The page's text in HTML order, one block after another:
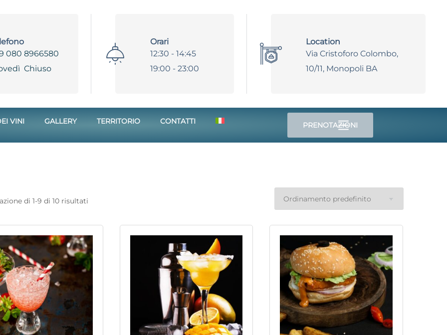
080 8966580
Chiuso
Orari
12:30 - 14:45
19:00 - 23:00
Location
Via Cristoforo Colombo,
10/11, Monopoli BA
VINI GALLERY TERRITORIO CONTATTI PRENOTAZIONI
di 1-9 di 10 risultati